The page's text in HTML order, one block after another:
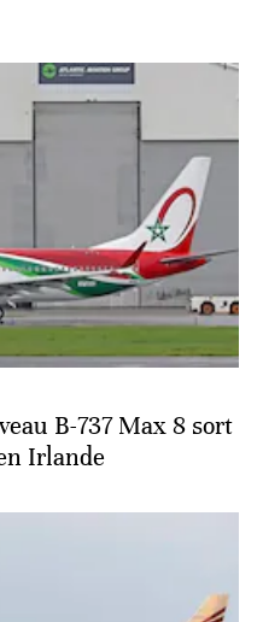
B-737 Max 8 sort
Irlande